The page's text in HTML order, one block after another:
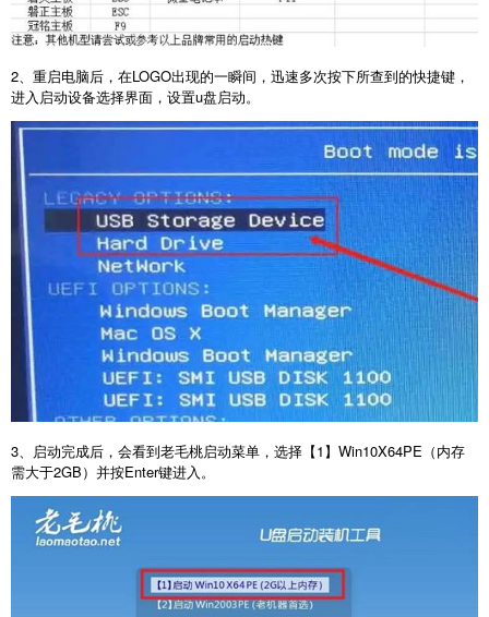
2、重启电脑后，在LOGO出现的一瞬间，迅速多次按下所查到的快捷键，
进入启动设备选择界面，设置u盘启动。
3 、启动完成后，会看到老毛桃启动菜单，选择【1】 Win10X64PE （内存
需大于2GB）并按Enter键进入。